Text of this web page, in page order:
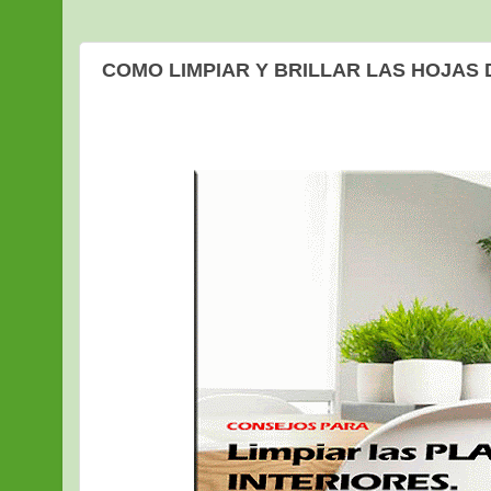
COMO LIMPIAR Y BRILLAR LAS HOJAS